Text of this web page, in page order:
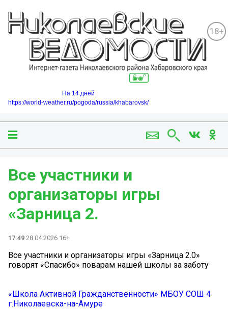
18+
На 14 дней
https://world-weather.ru/pogoda/russia/khabarovsk/
Все участники и
организаторы игры
«Зарница 2.
17:49 28.04.2026 16+
Все участники и организаторы игры «Зарница 2.0»
говорят «Спасибо» поварам нашей школы за заботу
«Школа Активной Гражданственности» МБОУ СОШ 4
г.Николаевска-на-Амуре